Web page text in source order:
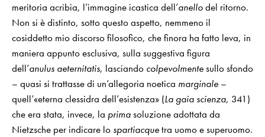
meritoria acribia, l’immagine icastica dell’anellodel ritorno.
Non si è distinto, sotto questo aspetto, nemmeno il
cosiddetto mio discorso filosofico, che finora ha fatto leva, in
maniera appunto esclusiva, sulla suggestiva figura
dell’anulus aeternitatis, lasciando colpevolmentesullo sfondo
– quasi si trattasse di un’allegoria noetica marginale –
quell’«eterna clessidra dell’esistenza» (La gaia scienza, 341)
che era stata, invece, la primasoluzione adottata da
Nietzsche per indicare lo spartiacquetra uomo e superuomo.